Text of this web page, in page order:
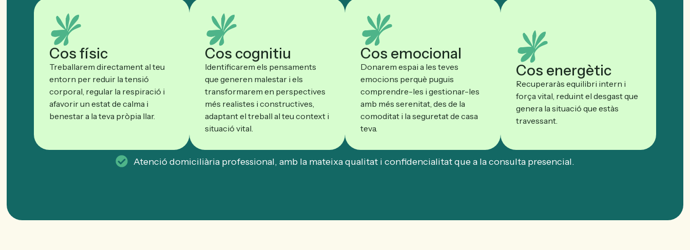
Cos físic
Treballarem directament al teu
entorn per reduir la tensió
corporal, regular la respiració i
afavorir un estat de calma i
benestar a la teva pròpia llar.
Cos cognitiu
Identificarem els pensaments
que generen malestar i els
transformarem en perspectives
més realistes i constructives,
adaptant el treball al teu context i
situació vital.
Cos emocional
Donarem espai a les teves
emocions perquè puguis
comprendre-les i gestionar-les
amb més serenitat, des de la
comoditat i la seguretat de casa
teva.
Cos energètic
Recuperaràs equilibri intern i
força vital, reduint el desgast que
genera la situació que estàs
travessant.
Atenció domiciliària professional, amb la mateixa qualitat i confidencialitat que a la consulta presencial.